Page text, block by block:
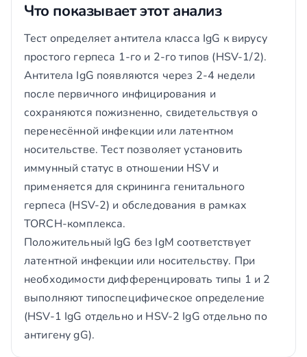
Что показывает этот анализ
Тест определяет антитела класса IgG к вирусу
простого герпеса 1-го и 2-го типов (HSV-1/2).
Антитела IgG появляются через 2-4 недели
после первичного инфицирования и
сохраняются пожизненно, свидетельствуя о
перенесённой инфекции или латентном
носительстве. Тест позволяет установить
иммунный статус в отношении HSV и
применяется для скрининга генитального
герпеса (HSV-2) и обследования в рамках
TORCH-комплекса.
Положительный IgG без IgM соответствует
латентной инфекции или носительству. При
необходимости дифференцировать типы 1 и 2
выполняют типоспецифическое определение
(HSV-1 IgG отдельно и HSV-2 IgG отдельно по
антигену gG).